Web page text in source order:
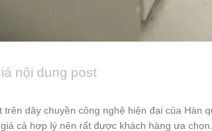
nội dung post
trên dây chuyền công nghệ hiện đại của
cả hợp lý nên rất được khách hàng ưa chọn.